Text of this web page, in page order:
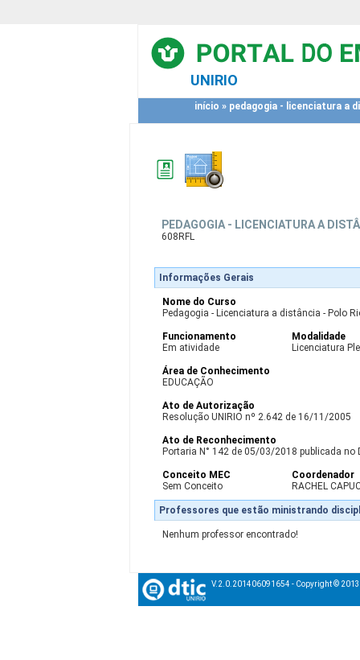
UNIRIO
início » pedagogia - licenciatura a
PEDAGOGIA - LICENCIATURA A
608RFL
Informações Gerais
Nome do Curso
Pedagogia - Licenciatura a distância - Polo
Funcionamento
Em atividade
Modalidade
Licenciatura
Área de Conhecimento
EDUCAÇÃO
Ato de Autorização
Resolução UNIRIO nº 2.642 de 16/11/2005
Ato de Reconhecimento
Portaria N° 142 de 05/03/2018 publicada no
Conceito MEC
Sem Conceito
Coordenador
RACHEL
Professores que estão ministrando
Nenhum professor encontrado!
V.2.0.201406091654 - Copyright ©